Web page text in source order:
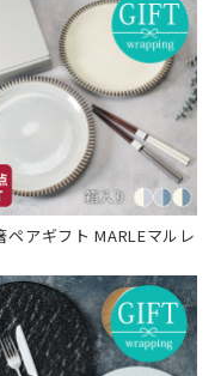
ペアギフト MARLEマルレ